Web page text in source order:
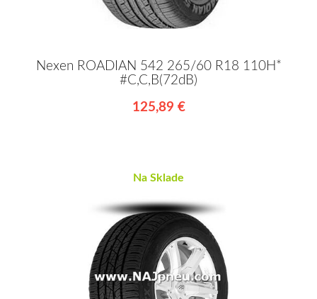
Nexen ROADIAN 542 265/60 R18 110H*
#C,C,B(72dB)
125,89 €
Na Sklade